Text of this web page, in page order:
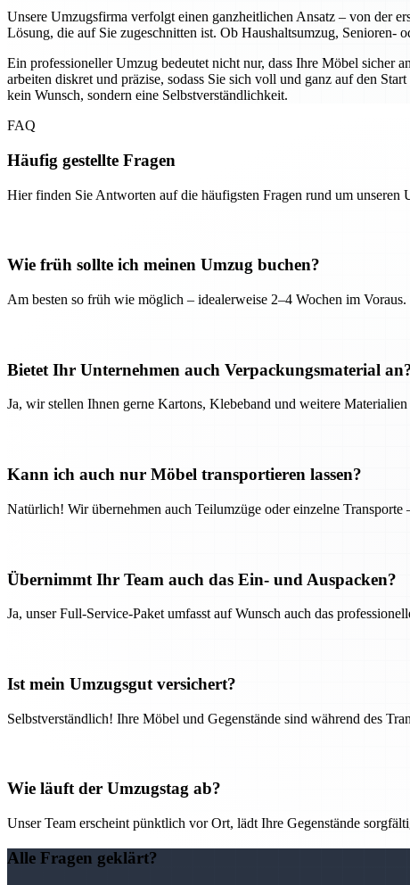
Unsere Umzugsfirma verfolgt einen ganzheitlichen Ansatz – von der
Lösung, die auf Sie zugeschnitten ist. Ob Haushaltsumzug, Senioren-
Ein professioneller Umzug bedeutet nicht nur, dass Ihre Möbel sicher
arbeiten diskret und präzise, sodass Sie sich voll und ganz auf den
kein Wunsch, sondern eine Selbstverständlichkeit.
FAQ
Häufig gestellte Fragen
Hier finden Sie Antworten auf die häufigsten Fragen rund um unseren
Wie früh sollte ich meinen Umzug buchen?
Am besten so früh wie möglich – idealerweise 2–4 Wochen im
Bietet Ihr Unternehmen auch Verpackungsmaterial
Ja, wir stellen Ihnen gerne Kartons, Klebeband und weitere
Kann ich auch nur Möbel transportieren lassen?
Natürlich! Wir übernehmen auch Teilumzüge oder einzelne Transporte
Übernimmt Ihr Team auch das Ein- und Auspacken?
Ja, unser Full-Service-Paket umfasst auf Wunsch auch das
Ist mein Umzugsgut versichert?
Selbstverständlich! Ihre Möbel und Gegenstände sind während des
Wie läuft der Umzugstag ab?
Unser Team erscheint pünktlich vor Ort, lädt Ihre Gegenstände
Alle Fragen geklärt?